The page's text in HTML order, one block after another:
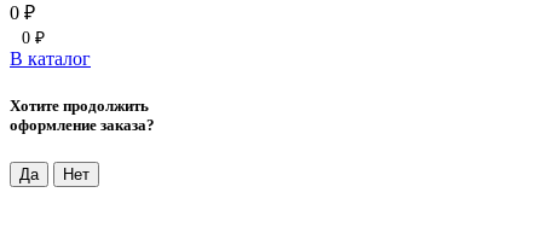
0 ₽
0 ₽
В каталог
Хотите продолжить
оформление заказа?
Да Нет